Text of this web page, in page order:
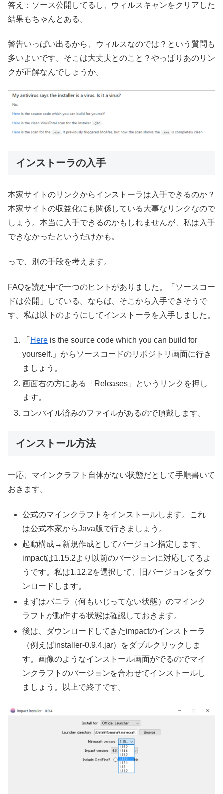
答え：ソース公開してるし、ウィルスキャンをクリアした
結果もちゃんとある。
警告いっぱい出るから、ウィルスなのでは？という質問も
多いよいです。そこは大丈夫とのこと？やっぱりあのリン
クが正解なんでしょうか。
インストーラの入手
本家サイトのリンクからインストーラは入手できるのか？
本家サイトの収益化にも関係している大事なリンクなので
しょう。本当に入手できるのかもしれませんが、私は入手
できなかったというだけかも。
っで、別の手段を考えます。
FAQを読む中で一つのヒントがありました。「ソースコー
ドは公開」している。ならば、そこから入手できそうで
す。私は以下のようにしてインストーラを入手しました。
「 Here is the source code which you can build for
yourself.」からソースコードのリポジトリ画面に行き
ましょう。
画面右の方にある「Releases」というリンクを押し
ます。
コンパイル済みのファイルがあるので頂戴します。
インストール方法
一応、マインクラフト自体がない状態だとして手順書いて
おきます。
公式のマインクラフトをインストールします。これ
は公式本家からJava版で行きましょう。
起動構成→新規作成としてバージョン指定します。
impactは1.15.2より以前のバージョンに対応してるよ
うです。私は1.12.2を選択して、旧バージョンをダウ
ンロードします。
まずはバニラ（何もいじってない状態）のマインク
ラフトが動作する状態は確認しておきます。
後は、ダウンロードしてきたimpactのインストーラ
（例えばinstaller-0.9.4.jar）をダブルクリックしま
す。画像のようなインストール画面がでるのでマイ
ンクラフトのバージョンを合わせてインストールし
ましょう。以上で終了です。